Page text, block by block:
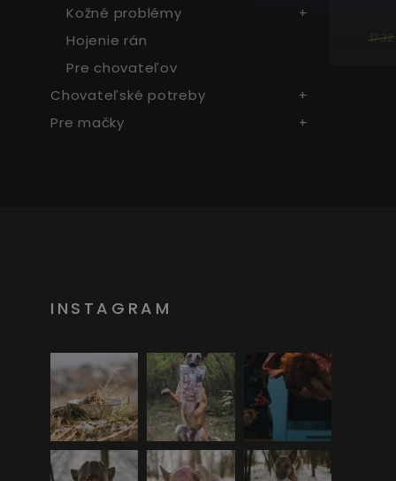
Kožné problémy
Hojenie rán
Pre chovateľov
Chovateľské potreby
Pre mačky
17,32
INSTAGRAM